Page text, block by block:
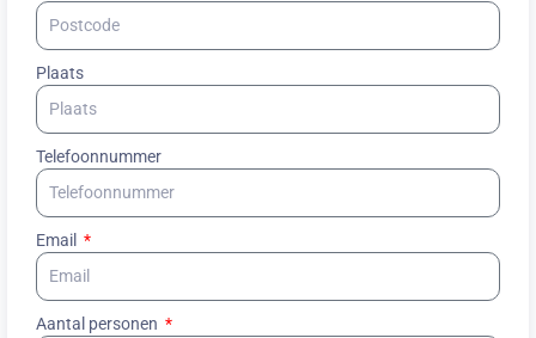
Plaats
Telefoonnummer
Email
Aantal personen